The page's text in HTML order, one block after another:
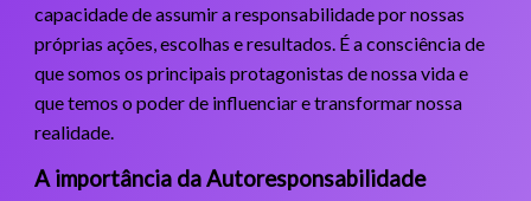
capacidade de assumir a responsabilidade por nossas
próprias ações, escolhas e resultados. É a consciência de
que somos os principais protagonistas de nossa vida e
que temos o poder de influenciar e transformar nossa
realidade.
A importância da Autoresponsabilidade